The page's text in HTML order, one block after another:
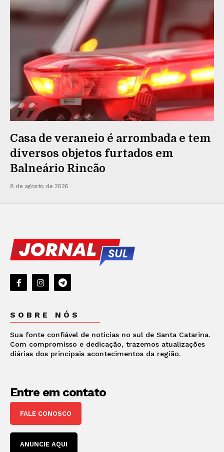
Casa de veraneio é arrombada e tem
diversos objetos furtados em
Balneário Rincão
8 de agosto de 2026
SOBRE NÓS
Sua fonte confiável de notícias no sul de Santa Catarina.
Com compromisso e dedicação, trazemos atualizações
diárias dos principais acontecimentos da região.
Entre em contato
FALE CONOSCO
ANUNCIE AQUI